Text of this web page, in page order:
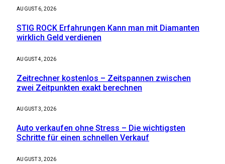
AUGUST 6, 2026
STIG ROCK Erfahrungen Kann man mit Diamanten
wirklich Geld verdienen
AUGUST 4, 2026
Zeitrechner kostenlos – Zeitspannen zwischen
zwei Zeitpunkten exakt berechnen
AUGUST 3, 2026
Auto verkaufen ohne Stress – Die wichtigsten
Schritte für einen schnellen Verkauf
AUGUST 3, 2026